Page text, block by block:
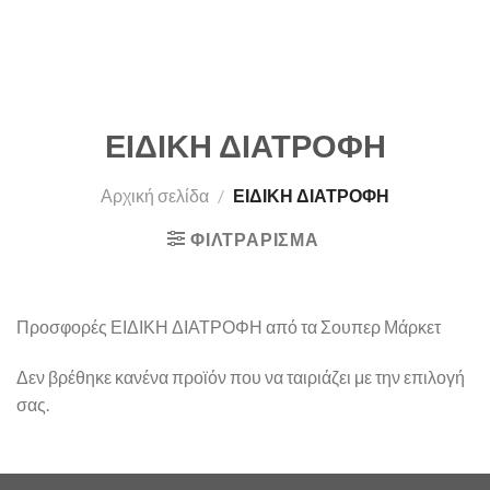
ΕΙΔΙΚΗ ΔΙΑΤΡΟΦΗ
Αρχική σελίδα / ΕΙΔΙΚΗ ΔΙΑΤΡΟΦΗ
ΦΙΛΤΡΆΡΙΣΜΑ
Προσφορές ΕΙΔΙΚΗ ΔΙΑΤΡΟΦΗ από τα Σουπερ Μάρκετ
Δεν βρέθηκε κανένα προϊόν που να ταιριάζει με την επιλογή
σας.